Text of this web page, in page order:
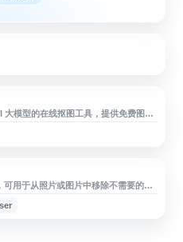
模型的在线抠图工具，提供免费图片
明像素自动裁切、结果自动复制到剪贴
商商品图、设计素材、证件照及日常
用于从照片或图片中移除不需要的人
用户只需在图片上涂抹需要删除的区
面，适合照片修复、图片清理、电商